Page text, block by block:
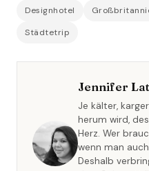
Designhotel
Städtetrip
Jennifer
Je kälter,
herum wird,
Herz. Wer
wenn man
Deshalb